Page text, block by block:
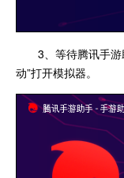
3、等待腾讯手游
动”打开模拟器。